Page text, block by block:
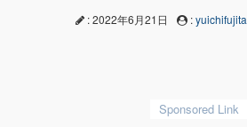
: 2022年6月21日 :yuichifujita